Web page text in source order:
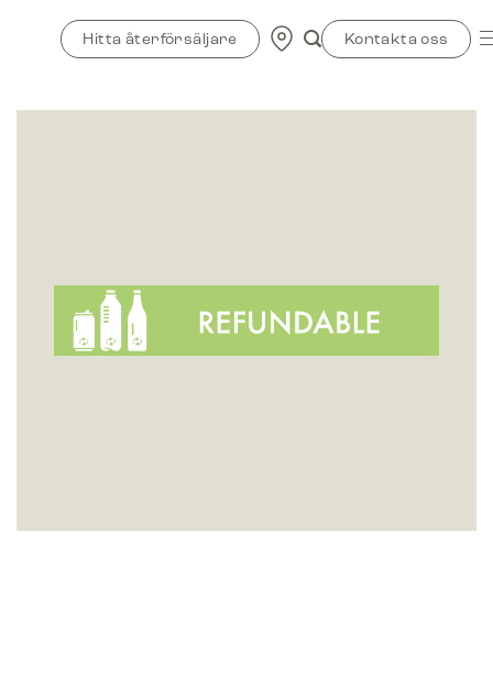
Hitta återförsäljare Kontakta oss